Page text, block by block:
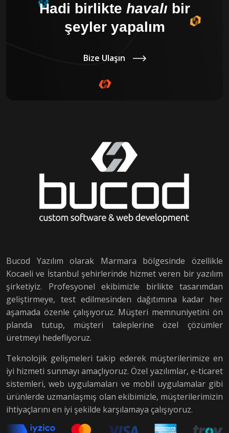
Hadi birlikte havalı bir
şeyler yapalım
Bize Ulaşın
Bucod Yazılım olarak Marmara bölgesinde özellikle
Kocaeli ve İstanbul şehirlerinde hizmet veren bir yazılım
şirketiyiz. Profesyonel ekibimizle birlikte tasarımdan
geliştirmeye, test edilmesinden dağıtımına kadar her
aşamada özenle çalışıyoruz. Müşteri memnuniyetini ön
planda tutup, müşteri taleplerine özel çözümler
üretmeyi hedefliyoruz.
Teknolojik gelişmeleri takip ederek müşterilerimize en
iyi hizmeti sunmayı amaçlıyoruz. Özel yazılımlar, e-ticaret
sistemleri, web uygulamaları ve mobil uygulamalar gibi
ürünlerde uzmanlaşmış olan ekibimizle, müşterilerimizin
ihtiyaçlarını en iyi şekilde karşılamaya çalışıyoruz.